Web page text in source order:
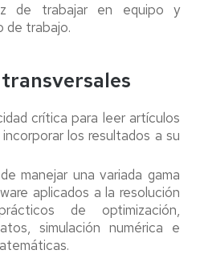
de trabajar en equipo y
de trabajo.
crítica para leer artículos
los resultados a su
manejar una variada gama
aplicados a la resolución
de optimización,
simulación numérica e